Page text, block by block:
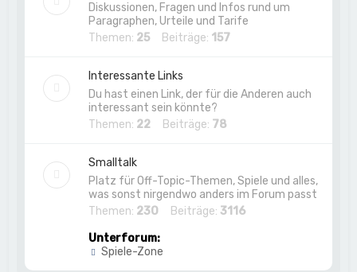
Diskussionen, Fragen und Infos rund um
Paragraphen, Urteile und Tarife
Themen: 25 Beiträge: 157
Interessante Links
Du hast einen Link, der für die Anderen auch
interessant sein könnte?
Themen: 22 Beiträge: 78
Smalltalk
Platz für Off-Topic-Themen, Spiele und alles,
was sonst nirgendwo anders im Forum passt
Themen: 230 Beiträge: 3116
Unterforum:
Spiele-Zone